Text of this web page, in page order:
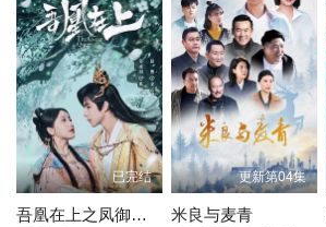
已完结
吾凰在上之凤御四方
更新第04集
米良与麦青